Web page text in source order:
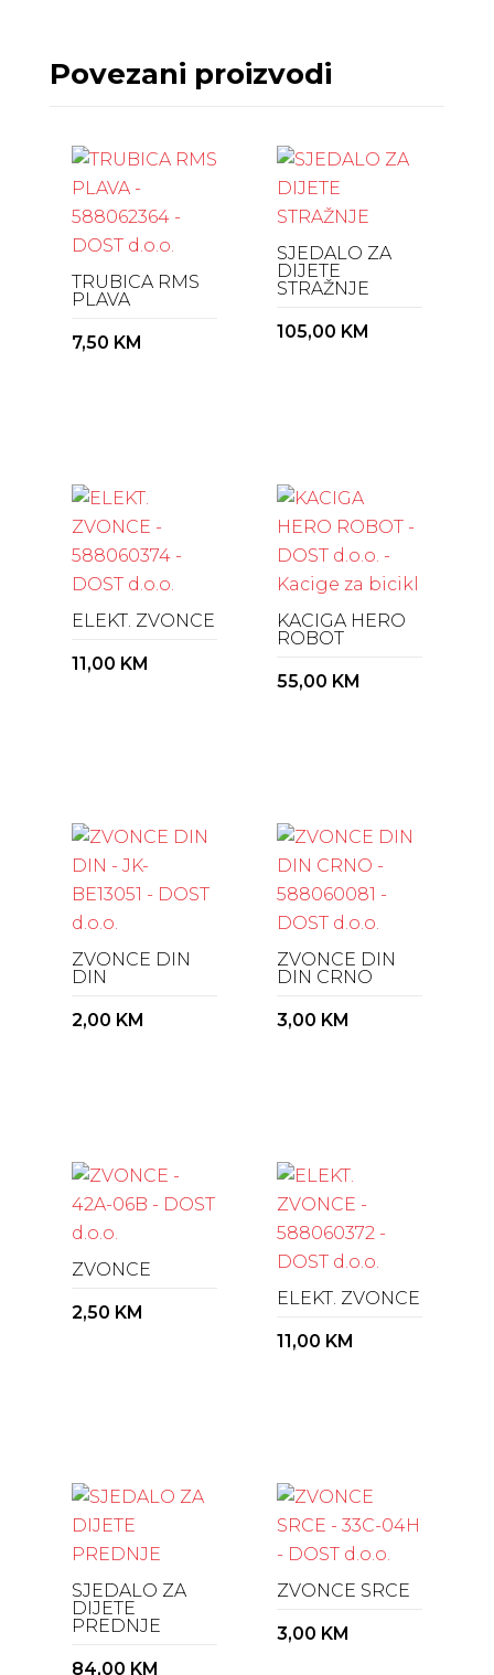
Povezani proizvodi
TRUBICA RMS
PLAVA
7,50 KM
SJEDALO ZA
DIJETE
STRAŽNJE
105,00 KM
ELEKT. ZVONCE
11,00 KM
KACIGA HERO
ROBOT
55,00 KM
ZVONCE DIN
DIN
2,00 KM
ZVONCE DIN
DIN CRNO
3,00 KM
ZVONCE
2,50 KM
ELEKT. ZVONCE
11,00 KM
SJEDALO ZA
DIJETE
PREDNJE
84,00 KM
ZVONCE SRCE
3,00 KM